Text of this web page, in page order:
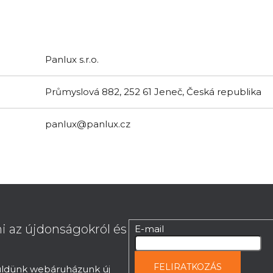
Panlux s.r.o.
Průmyslová 882, 252 61 Jeneč, Česká republika
panlux@panlux.cz
az újdonságokról és
webáruházunk új
E-mail
FELIRATKOZÁS